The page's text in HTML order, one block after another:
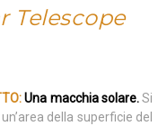
Telescope
Una macchia solare. Si
della superficie del